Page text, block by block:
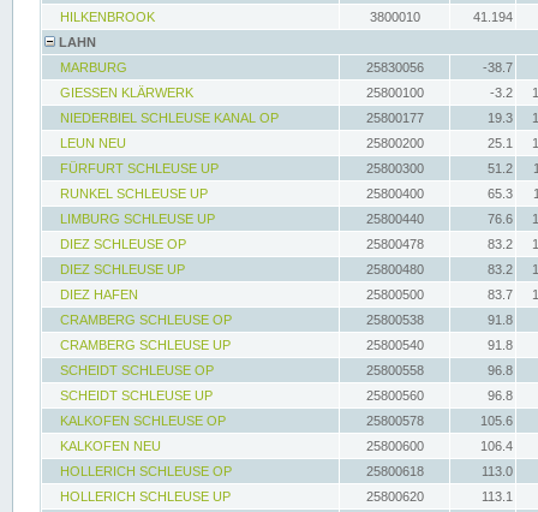
HILKENBROOK
3800010
41.194
LAHN
MARBURG
25830056
-38.7
GIESSEN KLÄRWERK
25800100 -3.2
NIEDERBIEL SCHLEUSE KANAL OP
25800177 19.3
LEUN NEU
25800200 25.1
FÜRFURT SCHLEUSE UP
25800300 51.2
RUNKEL SCHLEUSE UP
25800400 65.3
LIMBURG SCHLEUSE UP
25800440 76.6
DIEZ SCHLEUSE OP
25800478 83.2
DIEZ SCHLEUSE UP
25800480 83.2
DIEZ HAFEN
25800500 83.7
CRAMBERG SCHLEUSE OP
25800538
91.8
CRAMBERG SCHLEUSE UP
25800540
91.8
SCHEIDT SCHLEUSE OP
25800558
96.8
SCHEIDT SCHLEUSE UP
25800560
96.8
KALKOFEN SCHLEUSE OP
25800578
105.6
KALKOFEN NEU
25800600
106.4
HOLLERICH SCHLEUSE OP
25800618
113.0
HOLLERICH SCHLEUSE UP
25800620
113.1